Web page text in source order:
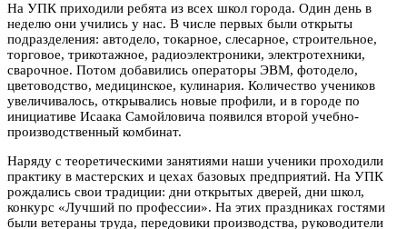
На УПК приходили ребята из всех школ города. Один день в
неделю они учились у нас. В числе первых были открыты
подразделения: автодело, токарное, слесарное, строительное,
торговое, трикотажное, радиоэлектроники, электротехники,
сварочное. Потом добавились операторы ЭВМ, фотодело,
цветоводство, медицинское, кулинария. Количество учеников
увеличивалось, открывались новые профили, и в городе по
инициативе Исаака Самойловича появился второй учебно-
производственный комбинат.
Наряду с теоретическими занятиями наши ученики проходили
практику в мастерских и цехах базовых предприятий. На УПК
рождались свои традиции: дни открытых дверей, дни школ,
конкурс «Лучший по профессии». На этих праздниках гостями
были ветераны труда, передовики производства, руководители